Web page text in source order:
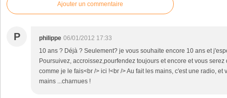
Ajouter un commentaire
P philippe 06/01/2012 17:33
10 ans ? Déjà ? Seulement? je vous souhaite encore 10 ans et
Poursuivez, accroissez,pourfendez toujours et encore et vous
comme je le fais<br /> ici !<br /> Au fait les mains, c'est une radio, et
mains ...charnues !